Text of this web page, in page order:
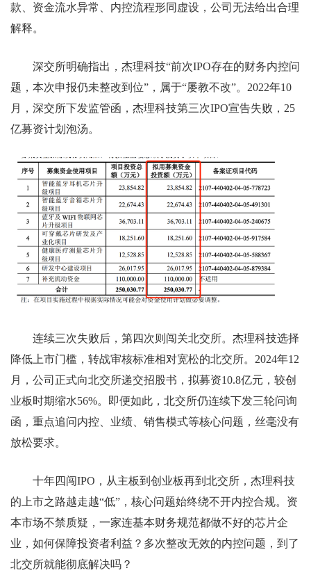
款、资金流水异常、内控流程形同虚设，公司无法给出合理
解释。
深交所明确指出，杰理科技“前次IPO存在的财务内控问
题，本次申报仍未整改到位”，属于“屡教不改”。2022年10
月，深交所下发监管函，杰理科技第三次IPO宣告失败，25
亿募资计划泡汤。
连续三次失败后，第四次则闯关北交所。杰理科技选择
降低上市门槛，转战审核标准相对宽松的北交所。2024年12
月，公司正式向北交所递交招股书，拟募资10.8亿元，较创
业板时期缩水56%。即便如此，北交所仍连续下发三轮问询
函，重点追问内控、业绩、销售模式等核心问题，丝毫没有
放松要求。
十年四闯IPO，从主板到创业板再到北交所，杰理科技
的上市之路越走越“低”，核心问题始终绕不开内控合规。资
本市场不禁质疑，一家连基本财务规范都做不好的芯片企
业，如何保障投资者利益？多次整改无效的内控问题，到了
北交所就能彻底解决吗？